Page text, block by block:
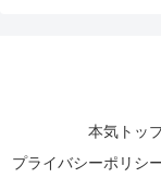
本気トッ
プライバシーポリシ